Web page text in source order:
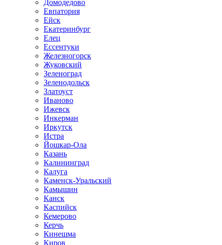
Домодедово
Евпатория
Ейск
Екатеринбург
Елец
Ессентуки
Железногорск
Жуковский
Зеленоград
Зеленодольск
Златоуст
Иваново
Ижевск
Инкерман
Иркутск
Истра
Йошкар-Ола
Казань
Калининград
Калуга
Каменск-Уральский
Камышин
Канск
Каспийск
Кемерово
Керчь
Кинешма
Киров